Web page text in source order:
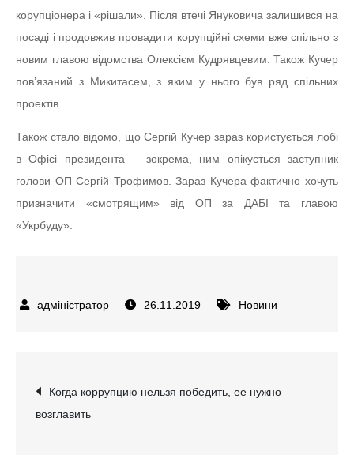
корупціонера і «рішали». Після втечі Януковича залишився на
посаді і продовжив провадити корупційні схеми вже спільно з
новим главою відомства Олексієм Кудрявцевим. Також Кучер
пов’язаний з Микитасем, з яким у нього був ряд спільних
проектів.
Також стало відомо, що Сергій Кучер зараз користується лобі
в Офісі президента – зокрема, ним опікується заступник
голови ОП Сергій Трофимов. Зараз Кучера фактично хочуть
призначити «смотрящим» від ОП за ДАБІ та главою
«Укрбуду».
26.11.2019 Новини
Навігація
записів
Когда коррупцию нельзя победить, ее нужно
возглавить